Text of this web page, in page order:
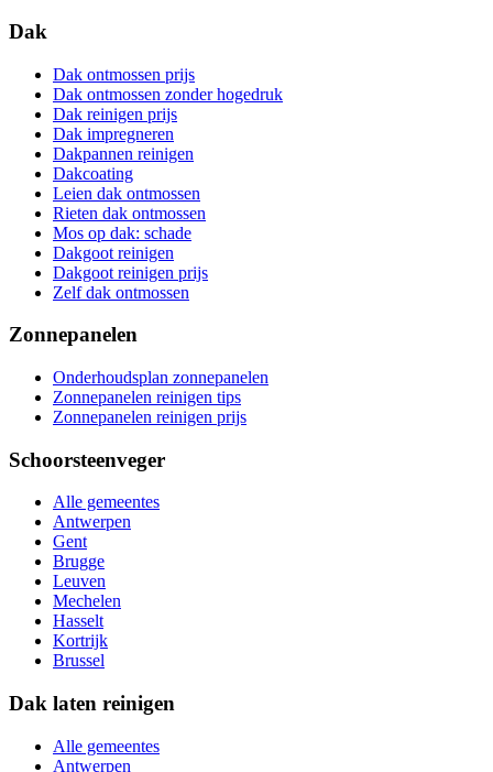
Dak
Dak ontmossen prijs
Dak ontmossen zonder hogedruk
Dak reinigen prijs
Dak impregneren
Dakpannen reinigen
Dakcoating
Leien dak ontmossen
Rieten dak ontmossen
Mos op dak: schade
Dakgoot reinigen
Dakgoot reinigen prijs
Zelf dak ontmossen
Zonnepanelen
Onderhoudsplan zonnepanelen
Zonnepanelen reinigen tips
Zonnepanelen reinigen prijs
Schoorsteenveger
Alle gemeentes
Antwerpen
Gent
Brugge
Leuven
Mechelen
Hasselt
Kortrijk
Brussel
Dak laten reinigen
Alle gemeentes
Antwerpen